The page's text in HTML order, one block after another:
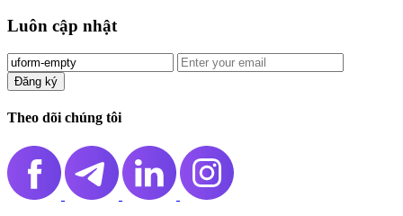
Luôn cập nhật
Đăng ký️
Theo dõi chúng tôi